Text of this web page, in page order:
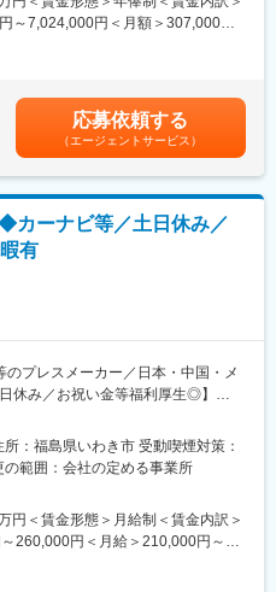
イム短縮のためのプロセス改善
イン歩留まり向上など、様々なプ
を行います。
に強みを持ち、標準コンポーネン
ワーマネジメント、信号管理、ロ
品といった幅広いポートフォリオ
ーカーです。アプリケーションの
宇宙、医療、通信コンシューマ、
事業領域を持っています。特に自
～7,024,000円＜月額＞307,000円
ィブは別途支給。賃金はあくまで
じて上下する可能性があります。
表記です。
応募依頼する
（エージェントサービス）
カーナビ等／土日休み／
有
のプレスメーカー／日本・中国・メ
休み／お祝い金等福利厚生◎】
後もさらなる成長が見込まれてい
：福島県いわき市 受動喫煙対策：
範囲：会社の定める事業所
円＜賃金形態＞月給制＜賃金内訳＞
260,000円＜月給＞210,000円～